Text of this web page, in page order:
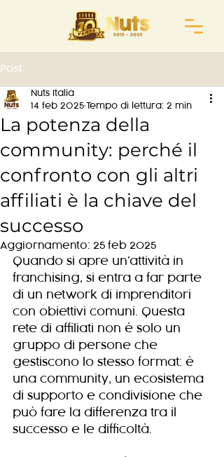
Post
La potenza della
community: perché il
confronto con gli altri
affiliati è la chiave del
successo
Nuts Italia
14 feb 2025 Tempo di lettura: 2 min
Aggiornamento: 25 feb 2025
Quando si apre un’attività in
franchising, si entra a far parte
di un network di imprenditori
con obiettivi comuni. Questa
rete di affiliati non è solo un
gruppo di persone che
gestiscono lo stesso format: è
una community, un ecosistema
di supporto e condivisione che
può fare la differenza tra il
successo e le difficoltà.